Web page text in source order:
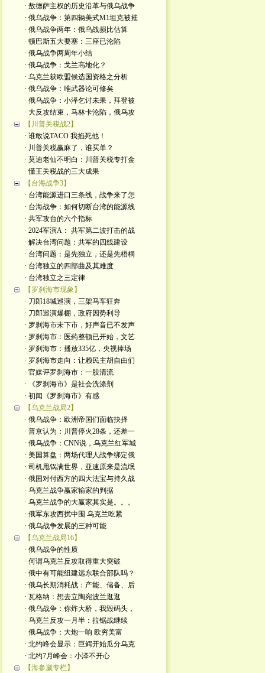
· 敖德萨主权的历史沿革与俄乌战争
· 俄乌战争：第四辆美式M1坦克被摧
· 俄乌战争两年：俄乌战损比估算
· 顿巴斯五大要塞：三座已沦陷
· 俄乌战争两周年小结
· 俄乌战争：戈兰高地化？
· 乌克兰获欧盟候选国资格之分析
· 俄乌战争：唯武器论可修矣
· 俄乌战争：小泽乞讨未果，拜登被
· 大反攻结束，马林卡沦陷，俄乌攻
【川普关税战2】
· 谁敢说TACO 我掐死他！
· 川普关税赢麻了，谁买单？
· 莫迪老仙不明白：川普关税专打金
· 懂王关税战的三大成果
【台海战争3】
· 台湾能源进口三条线，战争来了怎
· 台海战争：如何切断台湾的能源线
· 共军攻台的六个指标
· 2024军演A： 共军第二波打击的战
· 解决台湾问题：共军的四线建设
· 台湾问题：是先独立，还是先梧桐
· 台湾独立的四部曲及其难度
· 台湾独立之三定律
【罗刹海市现象】
· 刀郎18城巡演，三架马车狂奔
· 刀郎巡演爆棚，政府因势利导
· 罗刹海市未下市，好声音已不发声
· 罗刹海市：医药整顿已开始，文艺
· 罗刹海市：播放335亿，央视捧场
· 罗刹海市走向：让赖民主胡自由们
· 官媒评罗刹海市：一股清流
· 《罗刹海市》是社会洗涤剂
· 初闻《罗刹海市》有感
【乌克兰战局2】
· 俄乌战争：欧洲帝国们面临抉择
· 普京认为：川普停火28条，还差一
· 俄乌战争：CNN说，乌克兰红军城
· 美国算盘：两场代理人战争绑定俄
· 司机甩锅满世界，亚速原来是流氓
· 俄国对付西方的四大法宝与持久战
· 乌克兰战争赢家输家的判据
· 乌克兰战争的大赢家其实是。。。
· 俄军东攻西扰中围 乌克兰吃紧
· 俄乌战争发展的三种可能
【乌克兰战局16】
· 俄乌战争的性质
· 何谓乌克兰反攻取得重大突破
· 俄中有可能组建远东联合部队吗？
· 俄乌长期消耗战：产能、储备、后
· 瓦格纳：想去立陶宛波兰逛逛
· 俄乌战争：你炸大桥，我毁码头，
· 乌克兰反攻一月半：拉锯战继续
· 俄乌战争：大炮一响 欧穷美富
· 北约峰会显示：巨鳄开始瓜分乌克
· 北约7月峰会：小泽不开心
【海参崴专栏】